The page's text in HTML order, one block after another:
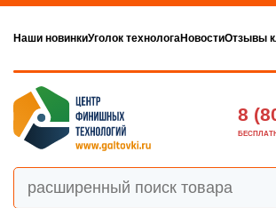
Наши новинкиУголок технологаНовостиОтзывы
8